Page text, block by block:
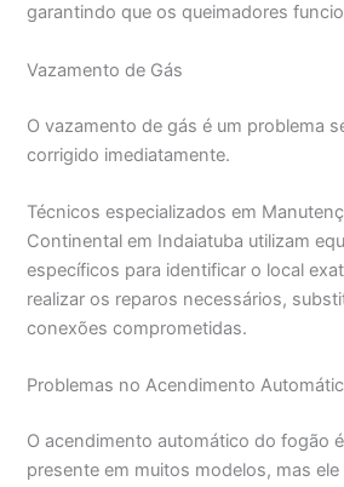
garantindo que os queimadores
Vazamento de Gás
O vazamento de gás é um problema
corrigido imediatamente.
Técnicos especializados em
Continental em Indaiatuba utilizam
específicos para identificar o local
realizar os reparos necessários,
conexões comprometidas.
Problemas no Acendimento
O acendimento automático do fogão
presente em muitos modelos, mas